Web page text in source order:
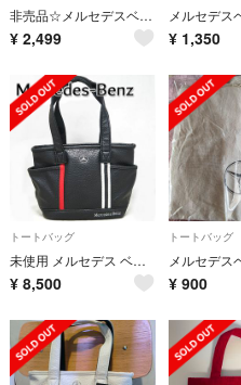
非売品☆メルセデスベンツ×A.D.M.J☆トートバッグ☆ノベルティ☆
¥ 2,499 ¥ 1,350
トートバッグ
未使用 メルセデス ベンツ × タイトリスト コラボ トート バッグ
¥ 8,500
トートバッグ
¥ 900